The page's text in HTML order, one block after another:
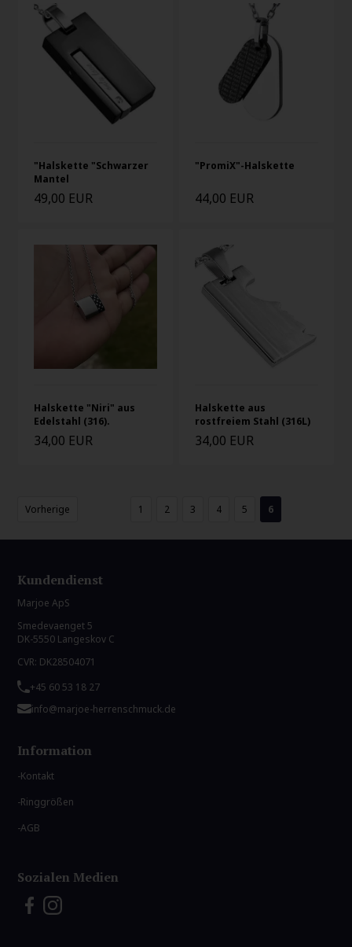
"Halskette "Schwarzer
Mantel
49,00 EUR
"PromiX"-Halskette
44,00 EUR
Halskette "Niri" aus
Edelstahl (316).
34,00 EUR
Halskette aus
rostfreiem Stahl (316L)
34,00 EUR
Vorherige 1 2 3 4 5 6
Kundendienst
Marjoe ApS
Smedevaenget 5
DK-5550 Langeskov C
CVR: DK28504071
+45 60 53 18 27
info@marjoe-herrenschmuck.de
Information
Kontakt
Ringgrößen
AGB
Sozialen Medien